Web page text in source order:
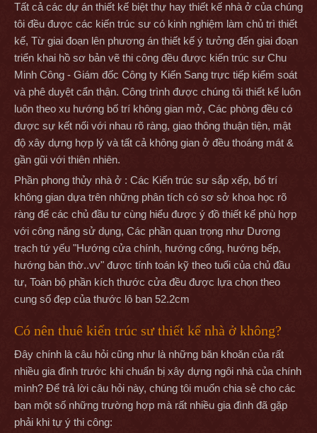
Tất cả các dự án thiết kế biệt thự hay thiết kế nhà ở của chúng
tôi đều được các kiến trúc sư có kinh nghiệm làm chủ trì thiết
kế, Từ giai đoạn lên phương án thiết kế ý tưởng đến giai đoạn
triển khai hồ sơ bản vẽ thi công đều được kiến trúc sư Chu
Minh Công - Giám đốc Công ty Kiến Sang trực tiếp kiểm soát
và phê duyệt cẩn thận. Công trình được chúng tôi thiết kế luôn
luôn theo xu hướng bố trí không gian mở, Các phòng đều có
được sự kết nối với nhau rõ ràng, giao thông thuận tiện, mật
độ xây dựng hợp lý và tất cả không gian ở đều thoáng mát &
gần gũi với thiên nhiên.
Phần phong thủy nhà ở : Các Kiến trúc sư sắp xếp, bố trí
không gian dựa trên những phân tích có sơ sở khoa học rõ
ràng để các chủ đầu tư cùng hiểu được ý đồ thiết kế phù hợp
với công năng sử dụng, Các phần quan trọng như Dương
trạch tứ yếu "Hướng cửa chính, hướng cổng, hướng bếp,
hướng bàn thờ..vv" được tính toán kỹ theo tuổi của chủ đầu
tư, Toàn bộ phần kích thước cửa đều được lựa chọn theo
cung số đẹp của thước lô ban 52.2cm
Có nên thuê kiến trúc sư thiết kế nhà ở không?
Đây chính là câu hỏi cũng như là những băn khoăn của rất
nhiều gia đình trước khi chuẩn bị xây dựng ngôi nhà của chính
mình? Để trả lời câu hỏi này, chúng tôi muốn chia sẻ cho các
bạn một số những trường hợp mà rất nhiều gia đình đã gặp
phải khi tự ý thi công: